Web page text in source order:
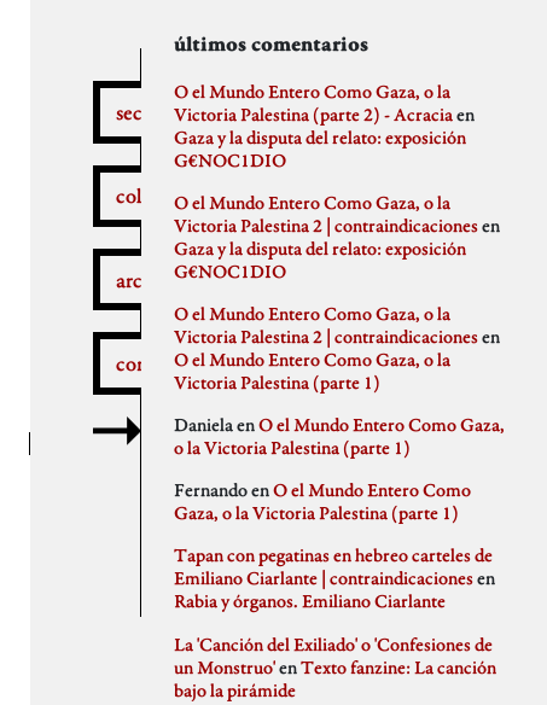
secciones
colaboradores
archivos
comentarios
secciones
¿Qué pasa aquí?
Autobombo
Critica a la crítica
Delincuentes
Difusión
Idioteces
archivos
febrero 2026
enero 2026
diciembre 2025
noviembre 2025
septiembre 2023
julio 2023
febrero 2023
junio 2022
abril 2022
marzo 2022
mayo 2021
abril 2021
enero 2021
diciembre 2020
noviembre 2020
octubre 2020
septiembre 2020
agosto 2020
julio 2020
junio 2020
mayo 2020
abril 2020
marzo 2020
febrero 2020
autores
aitor
Anna Antselovich
Anti Ochoa
Archivo De Castro
claudia
Claudio Gallo
Daniel
Democracia
elenapedrosa
Germano Paris
Gus-Man
Iren Txus
Jose A. Miranda
Julian Vidal
monica
Noaz
Pablo
PSJM
Queen of the Bongo
Ruben Santiago
Santi Ochoa
Seccion Madrid
tipo gris
últimos comentarios
O el Mundo Entero Como Gaza, o la
Victoria Palestina (parte 2) - Acracia en
Gaza y la disputa del relato: exposición
G€NOC1DIO
O el Mundo Entero Como Gaza, o la
Victoria Palestina 2 | contraindicacionesen
Gaza y la disputa del relato: exposición
G€NOC1DIO
O el Mundo Entero Como Gaza, o la
Victoria Palestina 2 | contraindicacionesen
O el Mundo Entero Como Gaza, o la
Victoria Palestina (parte 1)
DanielaenO el Mundo Entero Como Gaza,
o la Victoria Palestina (parte 1)
FernandoenO el Mundo Entero Como
Gaza, o la Victoria Palestina (parte 1)
Tapan con pegatinas en hebreo carteles de
Emiliano Ciarlante | contraindicacionesen
Rabia y órganos. Emiliano Ciarlante
La 'Canción del Exiliado' o 'Confesiones de
un Monstruo'enTexto fanzine: La canción
bajo la pirámide